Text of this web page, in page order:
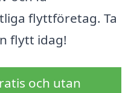
flyttföretag. Ta
flytt idag!
och utan